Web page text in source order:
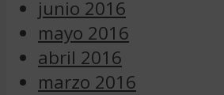
junio 2016
mayo 2016
abril 2016
marzo 2016